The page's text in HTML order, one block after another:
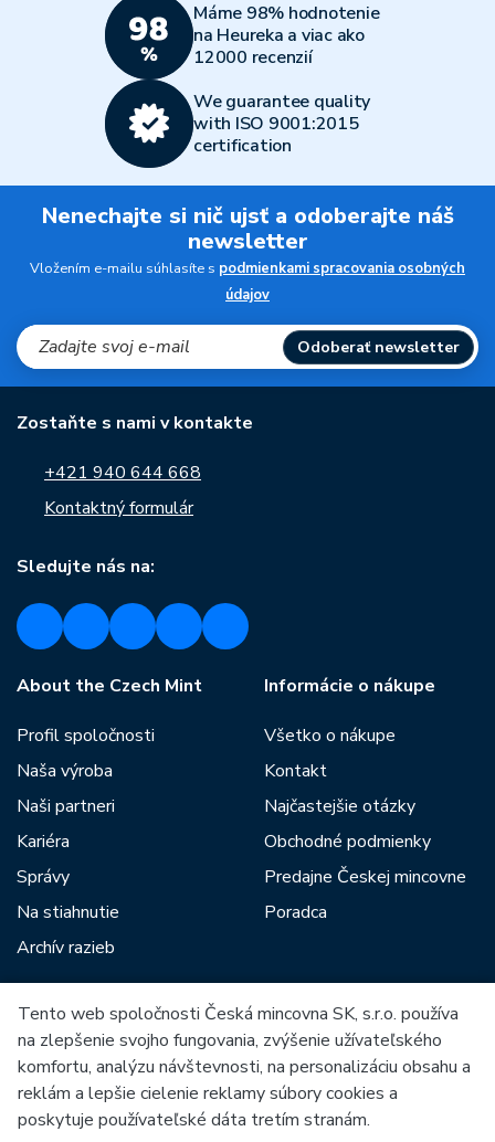
Máme 98% hodnotenie
na Heureka a viac ako
12000 recenzií
We guarantee quality
with ISO 9001:2015
certification
Nenechajte si nič ujsť a odoberajte náš
newsletter
Vložením e-mailu súhlasíte s podmienkami spracovania osobných
údajov
Odoberať newsletter
Zostaňte s nami v kontakte
+421 940 644 668
Kontaktný formulár
Sledujte nás na:
About the Czech Mint
Profil spoločnosti
Naša výroba
Naši partneri
Kariéra
Správy
Na stiahnutie
Archív razieb
Informácie o nákupe
Všetko o nákupe
Kontakt
Najčastejšie otázky
Obchodné podmienky
Predajne Českej mincovne
Poradca
Medzi našich partnerov patria:
Tento web spoločnosti Česká mincovna SK, s.r.o. používa
na zlepšenie svojho fungovania, zvýšenie užívateľského
komfortu, analýzu návštevnosti, na personalizáciu obsahu a
reklám a lepšie cielenie reklamy súbory cookies a
poskytuje používateľské dáta tretím stranám.